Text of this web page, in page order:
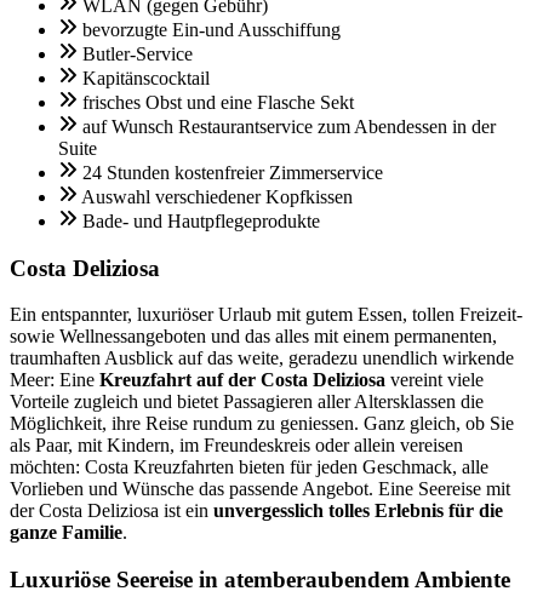
WLAN (gegen Gebühr)
bevorzugte Ein-und Ausschiffung
Butler-Service
Kapitänscocktail
frisches Obst und eine Flasche Sekt
auf Wunsch Restaurantservice zum Abendessen in der
Suite
24 Stunden kostenfreier Zimmerservice
Auswahl verschiedener Kopfkissen
Bade- und Hautpflegeprodukte
Costa Deliziosa
Ein entspannter, luxuriöser Urlaub mit gutem Essen, tollen Freizeit-
sowie Wellnessangeboten und das alles mit einem permanenten,
traumhaften Ausblick auf das weite, geradezu unendlich wirkende
Meer: Eine Kreuzfahrt auf der Costa Deliziosa vereint viele
Vorteile zugleich und bietet Passagieren aller Altersklassen die
Möglichkeit, ihre Reise rundum zu geniessen. Ganz gleich, ob Sie
als Paar, mit Kindern, im Freundeskreis oder allein vereisen
möchten: Costa Kreuzfahrten bieten für jeden Geschmack, alle
Vorlieben und Wünsche das passende Angebot. Eine Seereise mit
der Costa Deliziosa ist ein unvergesslich tolles Erlebnis für die
ganze Familie.
Luxuriöse Seereise in atemberaubendem Ambiente